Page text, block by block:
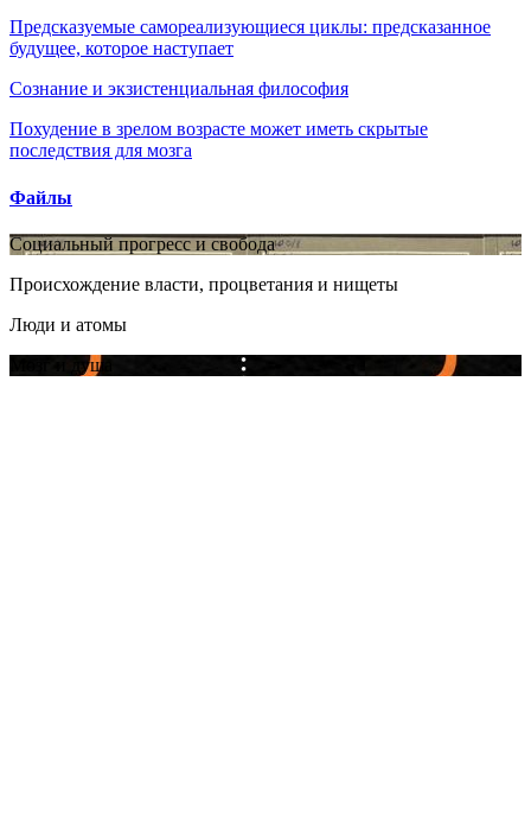
Предсказуемые самореализующиеся циклы: предсказанное
будущее, которое наступает
Сознание и экзистенциальная философия
Похудение в зрелом возрасте может иметь скрытые
последствия для мозга
Файлы
Социальный прогресс и свобода
Происхождение власти, процветания и нищеты
Люди и атомы
Мозг и душа